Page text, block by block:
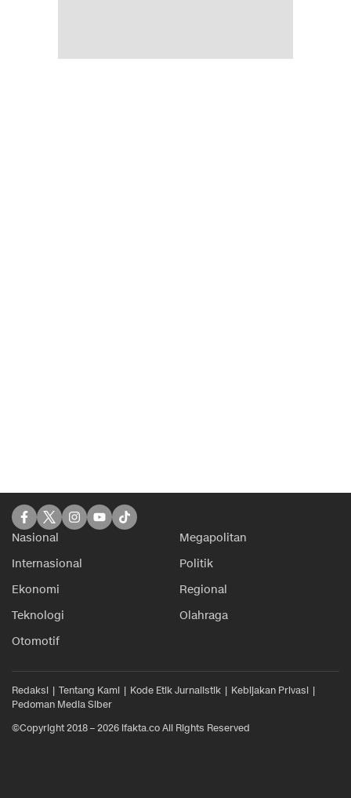
Nasional
Megapolitan
Internasional
Politik
Ekonomi
Regional
Teknologi
Olahraga
Otomotif
Redaksi Tentang Kami Kode Etik Jurnalistik
Kebijakan Privasi
Pedoman Media Siber
©Copyright 2018 – 2026 ifakta.co All Rights Reserved